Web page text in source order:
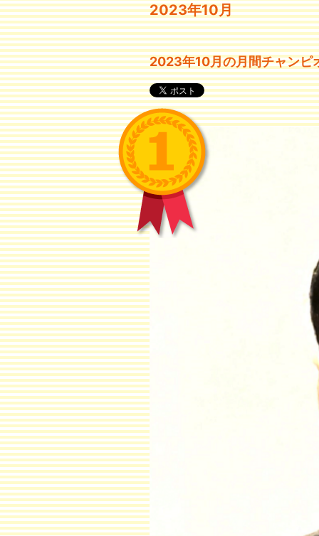
2023年10月
2023年10月の月間チャンピ